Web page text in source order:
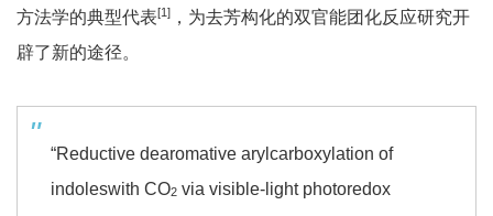
方法学的典型代表[1]
，为去芳构化的双官能团化反应研究开
辟了新的途径。
“Reductive dearomative arylcarboxylation of
indoleswith CO2 via visible-light photoredox